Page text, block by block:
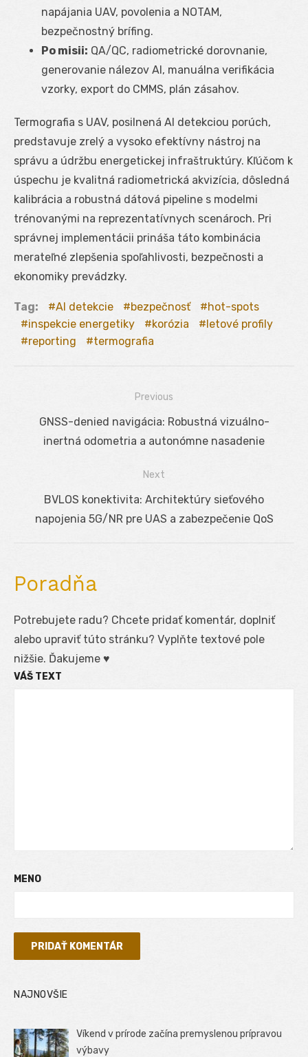
napájania UAV, povolenia a NOTAM,
bezpečnostný brífing.
Po misii: QA/QC, radiometrické dorovnanie,
generovanie nálezov AI, manuálna verifikácia
vzorky, export do CMMS, plán zásahov.
Termografia s UAV, posilnená AI detekciou porúch,
predstavuje zrelý a vysoko efektívny nástroj na
správu a údržbu energetickej infraštruktúry. Kľúčom k
úspechu je kvalitná radiometrická akvizícia, dôsledná
kalibrácia a robustná dátová pipeline s modelmi
trénovanými na reprezentatívnych scenároch. Pri
správnej implementácii prináša táto kombinácia
merateľné zlepšenia spoľahlivosti, bezpečnosti a
ekonomiky prevádzky.
Tag: AI detekcie bezpečnosť
hot-spots
inspekcie energetiky
korózia
letové profily
reporting
termografia
Navigácia
Previous
Previous
post:
GNSS-denied navigácia: Robustná vizuálno-
inertná odometria a autonómne nasadenie
Next
Next
post:
BVLOS konektivita: Architektúry sieťového
napojenia 5G/NR pre UAS a zabezpečenie QoS
Poradňa
Potrebujete radu? Chcete pridať komentár, doplniť
alebo upraviť túto stránku? Vyplňte textové pole
nižšie. Ďakujeme ♥
VÁŠ TEXT
MENO
NAJNOVŠIE
Víkend v prírode začína premyslenou prípravou
výbavy